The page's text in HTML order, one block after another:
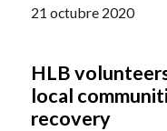
21 octubre 2020
HLB
local
recovery